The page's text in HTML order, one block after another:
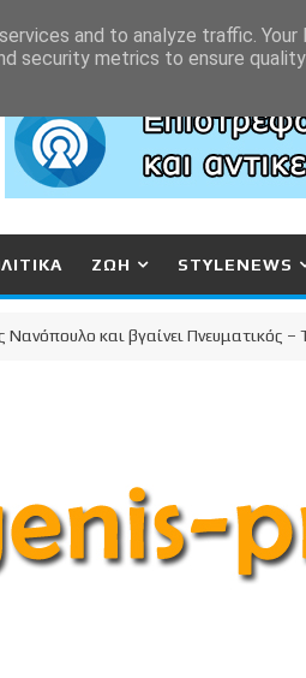
ΖΩΗ STYLENEWS
και βγαίνει Πνευματικός – Της
and to analyze traffic. Your
security metrics to ensure